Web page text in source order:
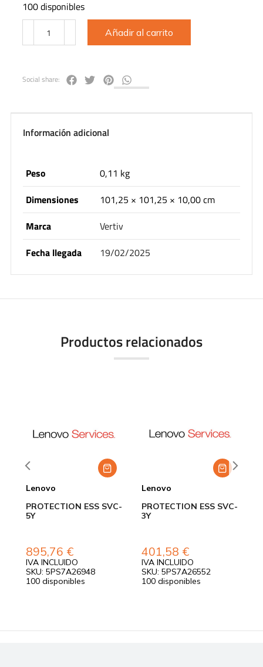
100 disponibles
Añadir al carrito
Social share:
Información adicional
Peso
0,11 kg
Dimensiones
101,25 × 101,25 × 10,00 cm
Marca
Vertiv
Fecha llegada
19/02/2025
Productos relacionados
Lenovo
PROTECTION ESS SVC-
5Y
895,76 €
IVA INCLUIDO
SKU: 5PS7A26948
100 disponibles
Lenovo
PROTECTION ESS SVC-
3Y
401,58 €
IVA INCLUIDO
SKU: 5PS7A26552
100 disponibles